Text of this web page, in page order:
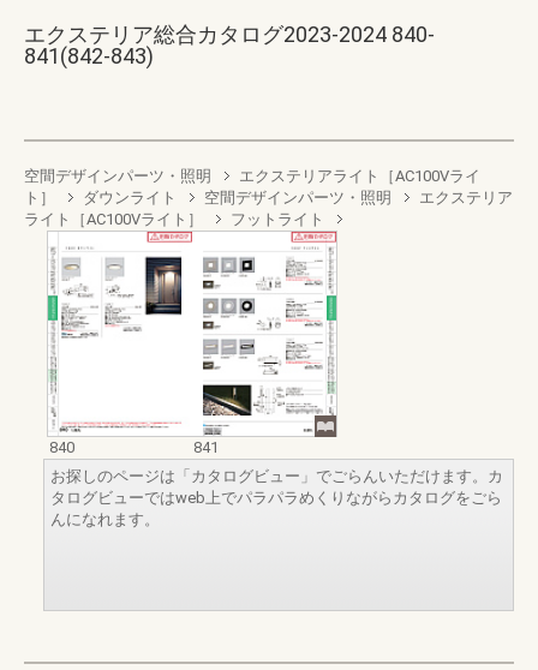
エクステリア総合カタログ2023-2024 840-
841(842-843)
空間デザインパーツ・照明
エクステリアライト［AC100Vライ
ト］
ダウンライト 空間デザインパーツ・照明
エクステリア
ライト［AC100Vライト］
フットライト
840
841
お探しのページは「カタログビュー」でごらんいただけます。カ
タログビューではweb上でパラパラめくりながらカタログをごら
んになれます。